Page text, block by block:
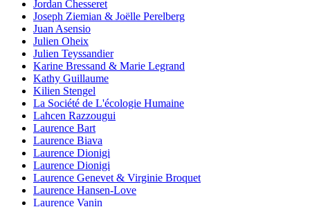
Jordan Chesseret
Joseph Ziemian & Joëlle Perelberg
Juan Asensio
Julien Oheix
Julien Teyssandier
Karine Bressand & Marie Legrand
Kathy Guillaume
Kilien Stengel
La Société de L'écologie Humaine
Lahcen Razzougui
Laurence Bart
Laurence Biava
Laurence Dionigi
Laurence Dionigi
Laurence Genevet & Virginie Broquet
Laurence Hansen-Love
Laurence Vanin